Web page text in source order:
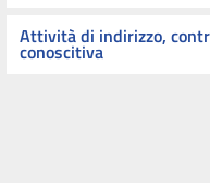
Attività di indirizzo,
conoscitiva